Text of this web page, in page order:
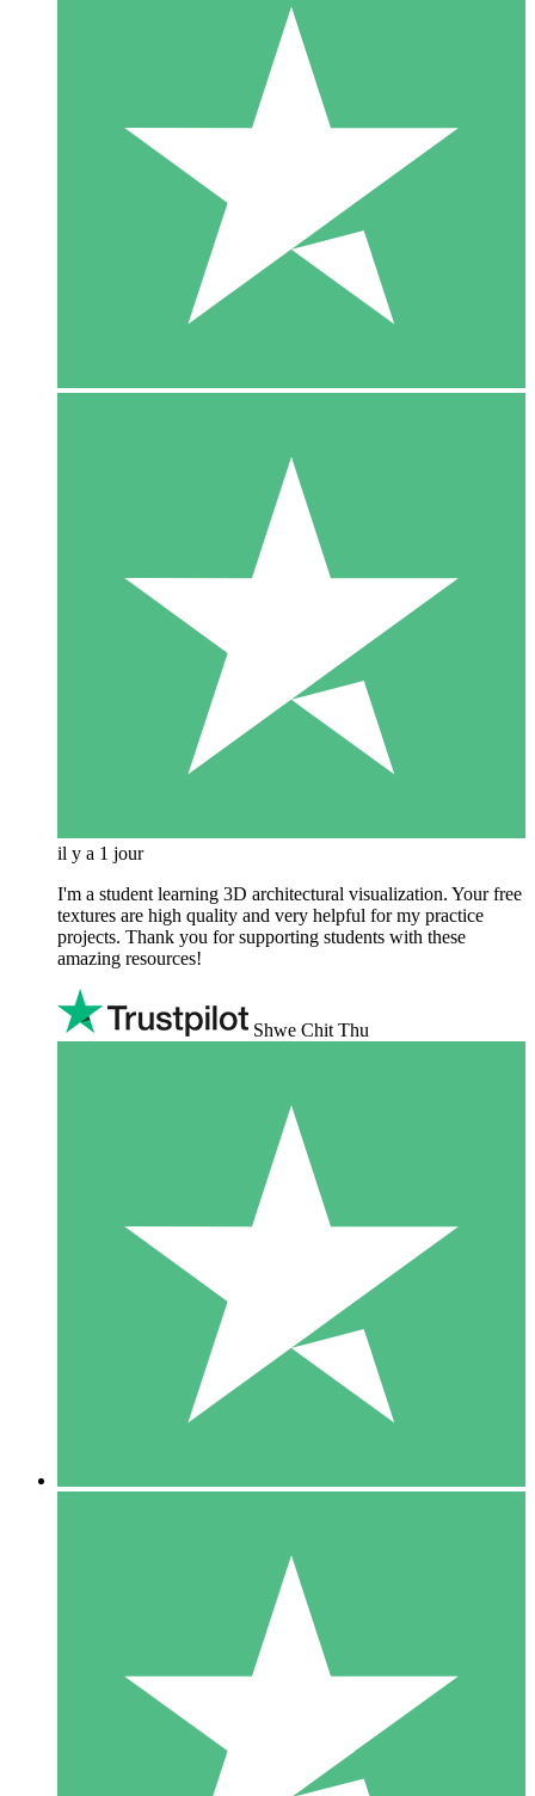
il y a 1 jour
I'm a student learning 3D architectural visualization. Your free
textures are high quality and very helpful for my practice
projects. Thank you for supporting students with these
amazing resources!
Shwe Chit Thu